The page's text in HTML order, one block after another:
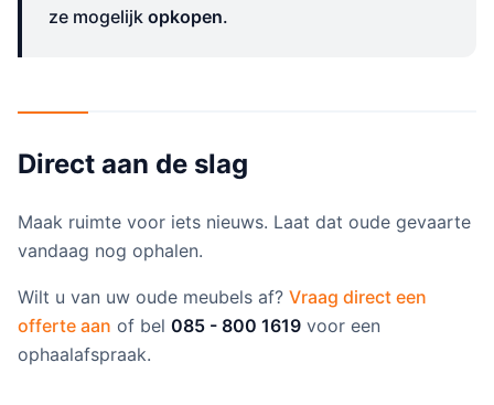
ze mogelijk opkopen.
Direct aan de slag
Maak ruimte voor iets nieuws. Laat dat oude gevaarte
vandaag nog ophalen.
Wilt u van uw oude meubels af? Vraag direct een
offerte aan of bel 085 - 800 1619 voor een
ophaalafspraak.